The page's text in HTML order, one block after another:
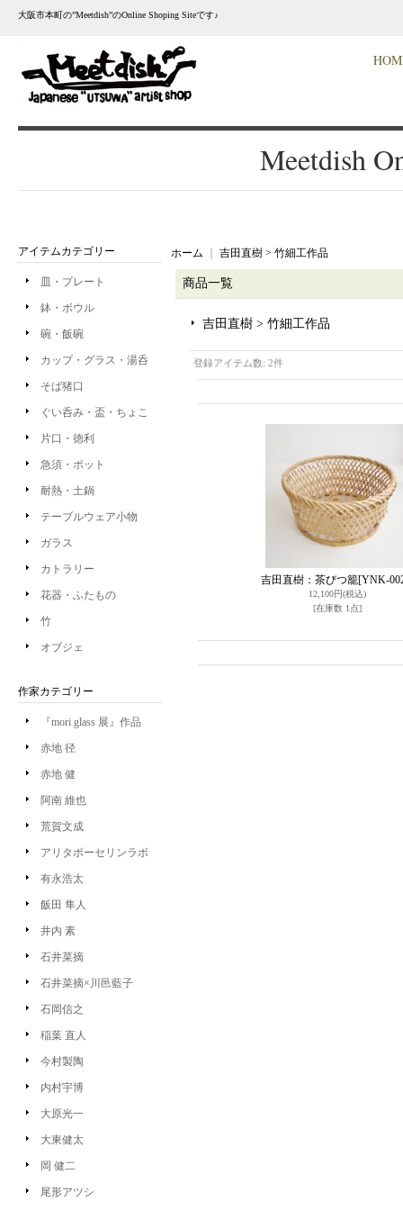
大阪市本町の”Meetdish”のOnline Shoping Siteです♪
Meetdish
アイテムカテゴリー
皿・プレート
鉢・ボウル
碗・飯碗
カップ・グラス・湯呑
そば猪口
ぐい呑み・盃・ちょこ
片口・徳利
急須・ポット
耐熱・土鍋
テーブルウェア小物
ガラス
カトラリー
花器・ふたもの
竹
オブジェ
作家カテゴリー
『mori glass 展』作品
赤地 径
赤地 健
阿南 維也
荒賀文成
アリタポーセリンラボ
有永浩太
飯田 隼人
井内 素
石井菜摘
石井菜摘×川邑藍子
石岡信之
稲葉 直人
今村製陶
内村宇博
大原光一
大東健太
岡 健二
尾形アツシ
ホーム 吉田直樹 > 竹細工作品
商品一覧
吉田直樹 > 竹細工作品
登録アイテム数: 2件
吉田直樹：茶びつ籠[YNK-
12,100円(税込)
[在庫数 1点]